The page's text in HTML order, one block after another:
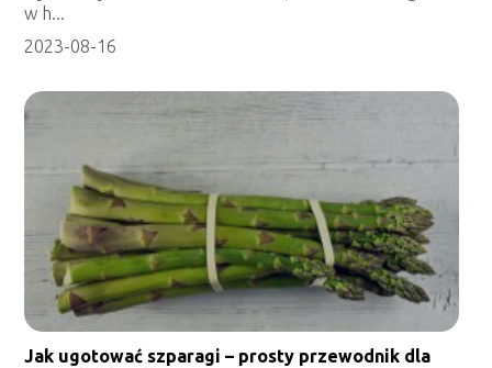
w h...
2023-08-16
Jak ugotować szparagi – prosty przewodnik dla